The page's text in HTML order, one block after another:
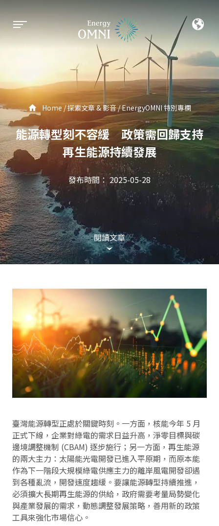
Home 探索文章 & 影音 EnergyOMNI 特別專欄
能源轉型刻不容緩 政策需回歸支持
再生能源持續發展
發布時間： 2025-05-28
閱讀文章
臺灣能源轉型正處於關鍵時刻。一方面，核能今年 5 月
正式下線，企業對綠電的需求日益升高，淨零目標與碳
邊境調整機制 (CBAM) 逐步施行；另一方面，再生能源
的兩大主力：太陽能光電開發已進入平原期，而原本能
作為下一階段大規模綠電供應主力的離岸風電開發卻遇
到各種亂流，開發速度趨緩。要讓能源轉型持續推進，
必須擴大長期再生能源的供給，政府需要考量局勢變化
與產業發展的需求，動態調整發展策略，善用新的政策
工具來強化市場信心。